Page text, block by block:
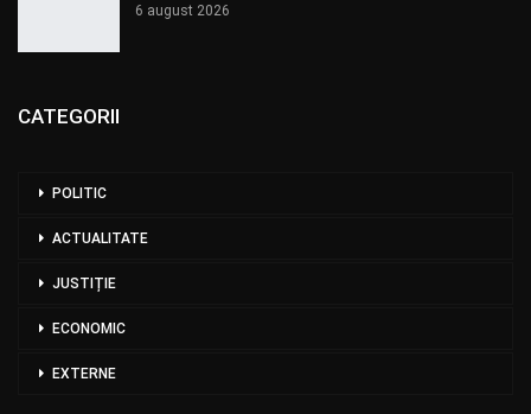
6 august 2026
CATEGORII
POLITIC
ACTUALITATE
JUSTIȚIE
ECONOMIC
EXTERNE